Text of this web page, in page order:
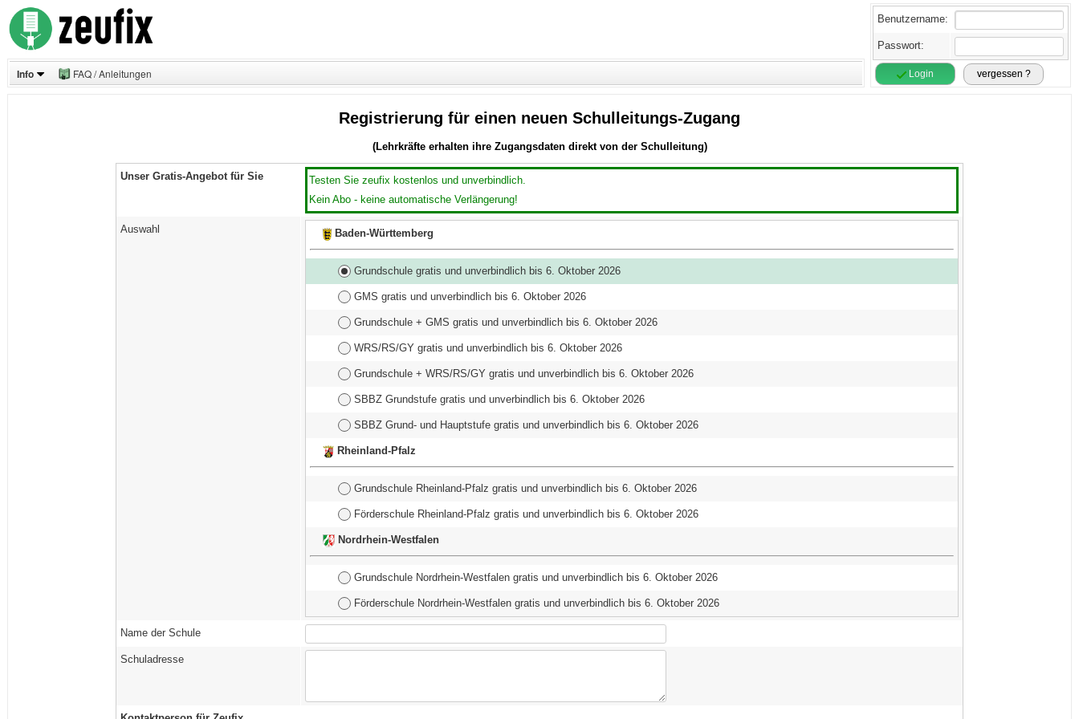
Info FAQ / Anleitungen
Benutzername:
Passwort:
Login vergessen ?
Registrierung für einen neuen Schulleitungs-Zugang
(Lehrkräfte erhalten ihre Zugangsdaten direkt von der Schulleitung)
Unser Gratis-Angebot für Sie
Testen Sie zeufix kostenlos und unverbindlich.
Kein Abo - keine automatische Verlängerung!
Auswahl Baden-Württemberg
Grundschule gratis und unverbindlich bis 6. Oktober 2026
GMS gratis und unverbindlich bis 6. Oktober 2026
Grundschule + GMS gratis und unverbindlich bis 6. Oktober 2026
WRS/RS/GY gratis und unverbindlich bis 6. Oktober 2026
Grundschule + WRS/RS/GY gratis und unverbindlich bis 6. Oktober 2026
SBBZ Grundstufe gratis und unverbindlich bis 6. Oktober 2026
SBBZ Grund- und Hauptstufe gratis und unverbindlich bis 6. Oktober 2026
Rheinland-Pfalz
Grundschule Rheinland-Pfalz gratis und unverbindlich bis 6. Oktober 2026
Förderschule Rheinland-Pfalz gratis und unverbindlich bis 6. Oktober 2026
Nordrhein-Westfalen
Grundschule Nordrhein-Westfalen gratis und unverbindlich bis 6. Oktober 2026
Förderschule Nordrhein-Westfalen gratis und unverbindlich bis 6. Oktober 2026
Name der Schule
Schuladresse